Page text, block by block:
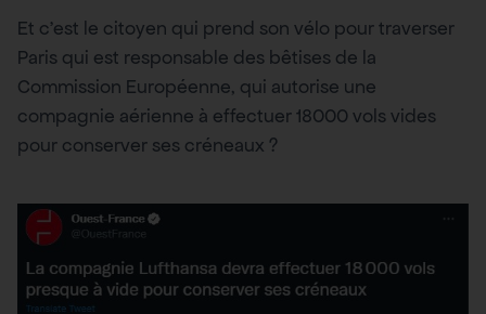
Et c’est le citoyen qui prend son vélo pour traverser
Paris qui est responsable des bêtises de la
Commission Européenne, qui autorise une
compagnie aérienne à effectuer 18000 vols vides
pour conserver ses créneaux ?